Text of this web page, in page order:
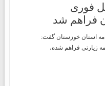
فوری
فراهم شد
استان خوزستان گفت:
زیارتی فراهم شده،